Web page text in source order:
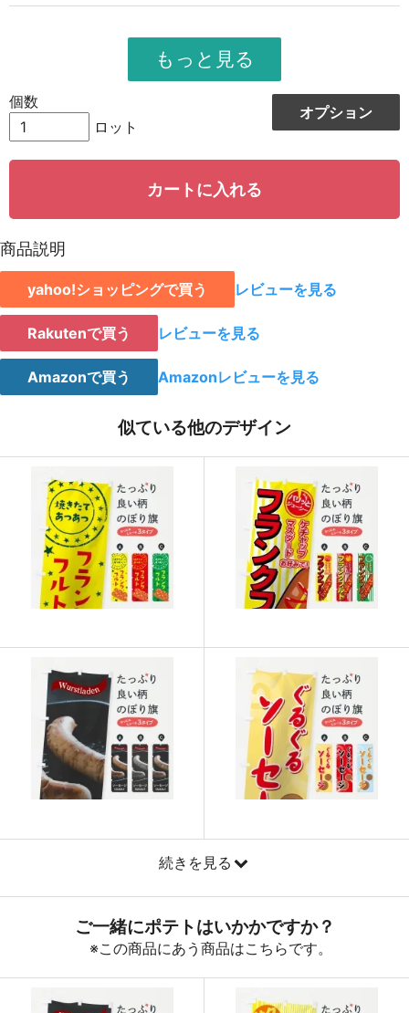
951
12324
13216
15 942 14130
939
18
19 928 15776
20 923
21 921
22 919
917
24 915 21960
25 913 22825
26 911 23686
27 909 24543
28 907 25396
31 901 27931
32 899 28768
33 897 29601
34 30430
890
37 888 32856
887 33706
40 883 35320
オプション
個数
ロット
カートに入れる
商品説明
yahoo!ショッピングで買う レビューを見る
Rakutenで買う レビューを見る
Amazonで買う Amazonレビューを見る
似ている他のデザイン
続きを見る